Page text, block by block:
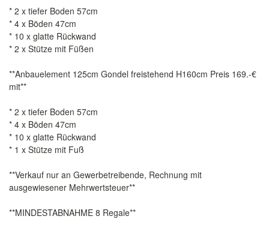
* 2 x tiefer Boden 57cm
* 4 x Böden 47cm
* 10 x glatte Rückwand
* 2 x Stütze mit Füßen
**Anbauelement 125cm Gondel freistehend H160cm Preis 169.-€
mit**
* 2 x tiefer Boden 57cm
* 4 x Böden 47cm
* 10 x glatte Rückwand
* 1 x Stütze mit Fuß
**Verkauf nur an Gewerbetreibende, Rechnung mit
ausgewiesener Mehrwertsteuer**
**MINDESTABNAHME 8 Regale**